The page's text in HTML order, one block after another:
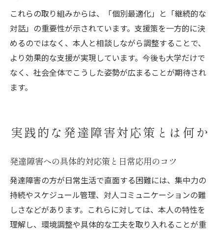
これらの取り組みからは、「個別最適化」と「継続的な
対話」の重要性が示されています。支援策を一方的に決
めるのではなく、本人と相談しながら調整することで、
より効果的な支援が実現しています。今後も大学だけで
なく、社会全体でこうした姿勢が広まることが期待され
ます。
実践的な発達障害対応策とは何か
発達障害への具体的対応策と日常応用のコツ
発達障害の方が日常生活で直面する困難には、集中力の
持続やスケジュール管理、対人コミュニケーションの難
しさなどがあります。これらに対しては、本人の特性を
理解し、環境調整や具体的な工夫を取り入れることが重